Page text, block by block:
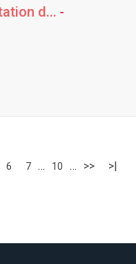
d... -
6 7 … 10 … >> >|